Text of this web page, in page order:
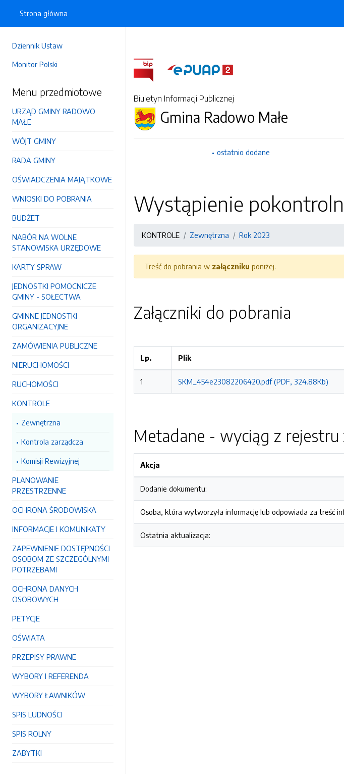
Dziennik Ustaw
Monitor Polski
Menu przedmiotowe
URZĄD GMINY RADOWO
MAŁE
WÓJT GMINY
RADA GMINY
OŚWIADCZENIA MAJĄTKOWE
WNIOSKI DO POBRANIA
BUDŻET
NABÓR NA WOLNE
STANOWISKA URZĘDOWE
KARTY SPRAW
JEDNOSTKI POMOCNICZE
GMINY - SOŁECTWA
GMINNE JEDNOSTKI
ORGANIZACYJNE
ZAMÓWIENIA PUBLICZNE
NIERUCHOMOŚCI
RUCHOMOŚCI
KONTROLE
Zewnętrzna
Kontrola zarządcza
Komisji Rewizyjnej
PLANOWANIE
PRZESTRZENNE
OCHRONA ŚRODOWISKA
INFORMACJE I KOMUNIKATY
ZAPEWNIENIE DOSTĘPNOŚCI
OSOBOM ZE SZCZEGÓLNYMI
POTRZEBAMI
OCHRONA DANYCH
OSOBOWYCH
PETYCJE
OŚWIATA
PRZEPISY PRAWNE
WYBORY I REFERENDA
WYBORY ŁAWNIKÓW
SPIS LUDNOŚCI
SPIS ROLNY
ZABYTKI
Strona główna
Biuletyn Informacji Publicznej
Gmina Radowo Małe
ostatnio dodane
Wystąpienie
KONTROLE Zewnętrzna Rok 2023
Treść do pobrania w załączniku poniżej.
Załączniki do pobrania
Lp. Plik
1 SKM_454e23082206420.pdf (PDF, 324.88Kb)
Metadane - wyciąg z rejestru
Akcja
Dodanie dokumentu:
Osoba, która wytworzyła informację lub odpowiada za treść
Ostatnia aktualizacja: